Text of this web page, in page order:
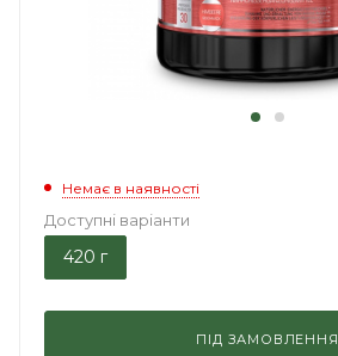
Немає в наявності
Доступні варіанти
420 г
ПІД ЗАМОВЛЕННЯ